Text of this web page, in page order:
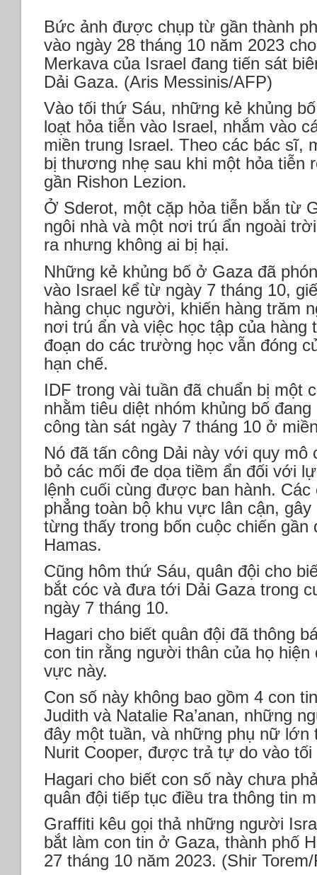
Bức ảnh được chụp từ gần thành
vào ngày 28 tháng 10 năm 2023
Merkava của Israel đang tiến sát
Dải Gaza. (Aris Messinis/AFP)
Vào tối thứ Sáu, những kẻ khủng
loạt hỏa tiễn vào Israel, nhắm vào
miền trung Israel. Theo các bác sĩ,
bị thương nhẹ sau khi một hỏa tiễn
gần Rishon Lezion.
Ở Sderot, một cặp hỏa tiễn bắn từ
ngôi nhà và một nơi trú ẩn ngoài
ra nhưng không ai bị hại.
Những kẻ khủng bố ở Gaza đã
vào Israel kể từ ngày 7 tháng 10,
hàng chục người, khiến hàng trăm
nơi trú ẩn và việc học tập của hàng
đoạn do các trường học vẫn đóng
hạn chế.
IDF trong vài tuần đã chuẩn bị một
nhằm tiêu diệt nhóm khủng bố
công tàn sát ngày 7 tháng 10 ở
Nó đã tấn công Dải này với quy
bỏ các mối đe dọa tiềm ẩn đối với
lệnh cuối cùng được ban hành.
phẳng toàn bộ khu vực lân cận,
từng thấy trong bốn cuộc chiến gần
Hamas.
Cũng hôm thứ Sáu, quân đội cho
bắt cóc và đưa tới Dải Gaza trong
ngày 7 tháng 10.
Hagari cho biết quân đội đã thông
con tin rằng người thân của họ
vực này.
Con số này không bao gồm 4 con
Judith và Natalie Ra’anan, những
đây một tuần, và những phụ nữ lớn
Nurit Cooper, được trả tự do vào
Hagari cho biết con số này chưa
quân đội tiếp tục điều tra thông tin
Graffiti kêu gọi thả những người
bắt làm con tin ở Gaza, thành phố
27 tháng 10 năm 2023. (Shir